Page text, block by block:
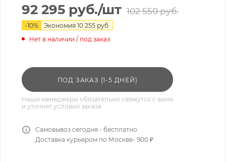
92 295 руб./шт 102 550руб.
-10% Экономия 10 255 руб.
Нет в наличии / под заказ
ПОД ЗАКАЗ (1-5 ДНЕЙ)
Наши менеджеры обязательно свяжутся с вами
и уточнят условия заказа
Самовывоз сегодня - бесплатно
Доставка курьером по Москве- 900 ₽